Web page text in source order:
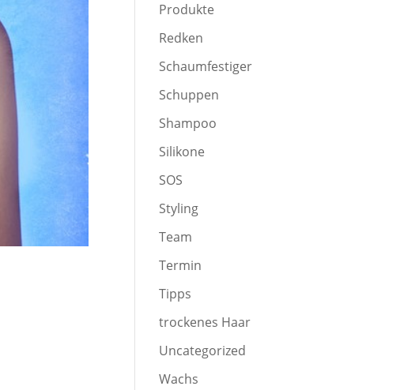
Produkte
Redken
Schaumfestiger
Schuppen
Shampoo
Silikone
SOS
Styling
Team
Termin
Tipps
trockenes Haar
Uncategorized
Wachs